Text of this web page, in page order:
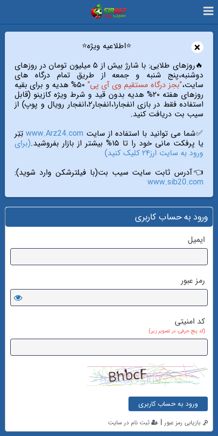
×
⭐️اطلاعیه ویژه⭐️
🔥روزهای طلایی: با شارژ بیش از ۵ میلیون تومان در روزهای
دوشنبه،پنج شنبه و جمعه از طریق تمام درگاه های
سایت،"بجز درگاه مستقیم وی آی پی"
۵۰% هدیه و برای بقیه
روزهای هفته ۲۰% هدیه بدون قید و شرط ویژه کازینو (قابل
استفاده فقط در بازی انفجار۱،انفجار۲،انفجار رویال و پوپ) از
سیب بت دریافت کنید.
✅شما می توانید با استفاده از سایت www.Arz24.com تِتِر
یا پرفکت مانی خود را تا ۱۵% بیشتر از بازار بفروشید.
(برای
ورود به سایت ارز۲۴ کلیک کنید)
👈آدرس ثابت سایت سیب بت(با فیلترشکن وارد شوید):
www.sib20.com
ورود به حساب کاربری
ایمیل
رمز عبور
کد امنیتی
(کد پنج حرفی، در تصویر زیر)
ورود به حساب کاربری
بازیابی رمز عبور | ثبت نام در سایت